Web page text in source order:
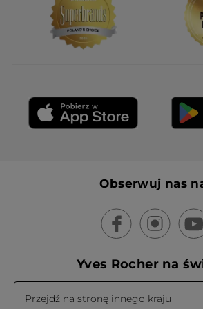
Obserwuj nas
Yves Rocher na
Przejdź na stronę innego kraju